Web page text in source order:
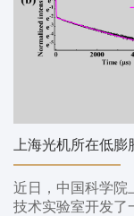
近日，中国科学院
技术实验室开发了